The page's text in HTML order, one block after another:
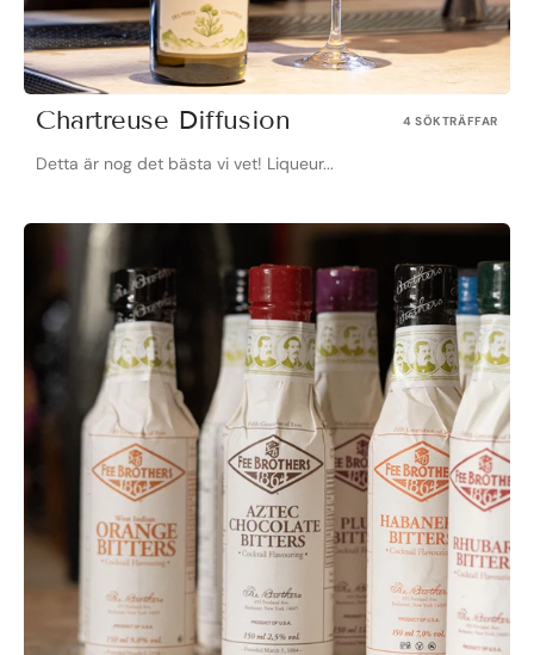
Chartreuse Diffusion 4 SÖKTRÄFFAR
Detta är nog det bästa vi vet! Liqueur...